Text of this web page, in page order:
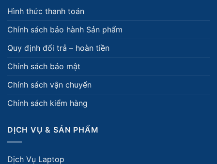
Hình thức thanh toán
Chính sách bảo hành Sản phẩm
Quy định đổi trả – hoàn tiền
Chính sách bảo mật
Chính sách vận chuyển
Chính sách kiểm hàng
DỊCH VỤ & SẢN PHẨM
Dịch Vụ Laptop